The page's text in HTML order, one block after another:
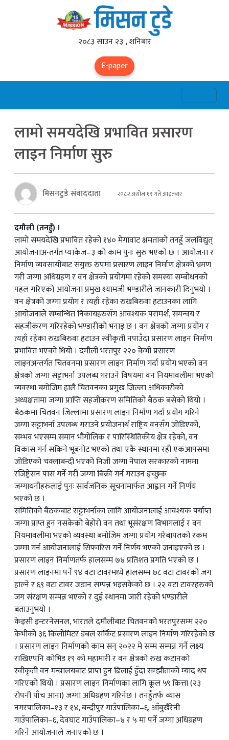
२०८३ साउन २३ , शनिबार
E-paper
लामो समयदेखि प्रभावित प्रसारण
लाइन निर्माण सुरु
मिसनटुडे संवाददाता २०८२ असोज १९ गते आइतबार
दमौली (तनहुँ) ।
लामो समयदेखि प्रभावित रहेको १४० मेगावाट क्षमताको तनहुँ जलविद्युत्
आयोजनाअन्तर्गत प्याकेज–३ को काम पुनः सुरु भएको छ । आयोजना र
निर्माण व्यवसायीबाट संयुक्त रुपमा प्रसारण लाइन निर्माण क्षेत्रको भ्रमण
गरी जग्गा अधिग्रहण र वन क्षेत्रको प्रयोगमा रहेको समस्या सम्बोधनको
पहल गरिएको आयोजना प्रमुख श्यामजी भण्डारीले जानकारी दिनुभयो ।
वन क्षेत्रको जग्गा प्रयोग र त्यहाँ रहेका रुखबिरुवा हटाउनका लागि
आयोजनाले सम्बन्धित निकायहरुसँग आवश्यक परामर्श, समन्वय र
सहजीकरण गरिरहेको भण्डारीको भनाइ छ । वन क्षेत्रको जग्गा प्रयोग र
त्यहाँ रहेका रुखबिरुवा हटाउन स्वीकृती नपाउँदा प्रसारण लाइन निर्माण
प्रभावित भएको थियो । दमौली भरतपुर २२० केभी प्रसारण
लाइनअन्तर्गत चितवनमा प्रसारण लाइन निर्माण गर्दा प्रयोग भएको वन
क्षेत्रको जग्गा सट्टाभर्ना उपलब्ध गराउने विषयमा वन नियमावलीमा भएको
व्यवस्था बमोजिम हालै चितवनका प्रमुख जिल्ला अधिकारीको
अध्यक्षतामा जग्गा प्राप्ति सहजीकरण समितिको बैठक बसेको थियो ।
बैठकमा चितवन जिल्लामा प्रसारण लाइन निर्माण गर्दा प्रयोग गरिने
जग्गा सट्टाभर्ना उपलब्ध गराउने प्रयोजनार्थ राष्ट्रिय वनसँग जोडिएको,
सम्भव भएसम्म समान भौगोलिक र पारिस्थितिकीय क्षेत्र रहेको, वन
विकास गर्न सकिने भूबनोट भएको तथा एकै स्थानमा रही एकआपसमा
जोडिएको चक्लाबन्दी भएको निजी जग्गा नेपाल सरकारको नाममा
रजिष्ट्रेसन पास गर्ने गरी जग्गा बिक्री गर्न गराउन इच्छुक
जग्गाधनीहरुलाई पुनः सार्वजनिक सूचनामार्फत आह्वान गर्ने निर्णय
भएको छ ।
समितिको बैठकबाट सट्टाभर्नाका लागि आयोजनालाई आवश्यक पर्याप्त
जग्गा प्राप्त हुन नसकेको बेहोरो वन तथा भूसंरक्षण विभागलाई र वन
नियमावलीमा भएको व्यवस्था बमोजिम जग्गा प्रयोग गरेबापतको रकम
जम्मा गर्न आयोजनालाई सिफारिस गर्ने निर्णय भएको जनाइएको छ ।
प्रसारण लाइन निर्माणतर्फ हालसम्म ७४ प्रतिशत प्रगति भएको छ ।
प्रसारण लाइनमा पर्ने ९४ वटा टावरमध्ये हालसम्म ७८ वटा टावरको जग
हाल्ने र ६९ वटा टावर जडान सम्पन्न भइसकेको छ । २२ वटा टावरहरुको
जग संरक्षण सम्पन्न भएको र दुई स्थानमा जारी रहेको भण्डारीले
बताउनुभयो ।
केइसी इन्टरनेसनल, भारतले दमौलीबाट चितवनको भरतपुरसम्म २२०
केभीको ३६ किलोमिटर डबल सर्किट प्रसारण लाइन निर्माण गरिरहेको छ
। प्रसारण लाइन निर्माणको काम सन् २०२२ मे सम्म सम्पन्न गर्ने लक्ष्य
राखिएपनि कोभिड १९ को महामारी र वन क्षेत्रको रुख कटानको
स्वीकृती वन मन्त्रालयबाट प्राप्त हुन ढिलाई हुँदा सम्झौताको म्याद थप
गरिएको थियो । प्रसारण लाइन निर्माणका लागि कूल ५९ कित्ता (२३
रोपनी पाँच आना) जग्गा अधिग्रहण गरिनेछ । तनहुँतर्फ व्यास
नगरपालिका–१३ र १४, बन्दीपुर गाउँपालिका–६, आँबुखैरेनी
गाउँपालिका–६, देवघाट गाउँपालिका–४ र ५ मा पर्ने जग्गा अधिग्रहण
गरिने आयोजनाले जनाएको छ ।